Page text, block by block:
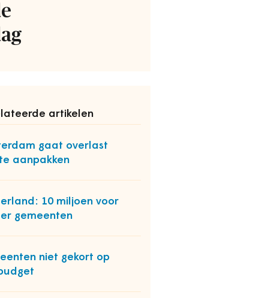
artikelen
gaat overlast
aanpakken
10 miljoen voor
gemeenten
niet gekort op